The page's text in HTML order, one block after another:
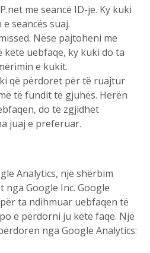
me seancë ID-je. Ky kuki
seancës suaj.
Nëse pajtoheni me
uebfaqe, ky kuki do ta
e kukit.
që përdoret për të ruajtur
të fundit të gjuhës. Herën
do të zgjidhet
juaj e preferuar.
Analytics, një shërbim
Google Inc. Google
ta ndihmuar uebfaqen të
e përdorni ju këtë faqe. Një
nga Google Analytics: